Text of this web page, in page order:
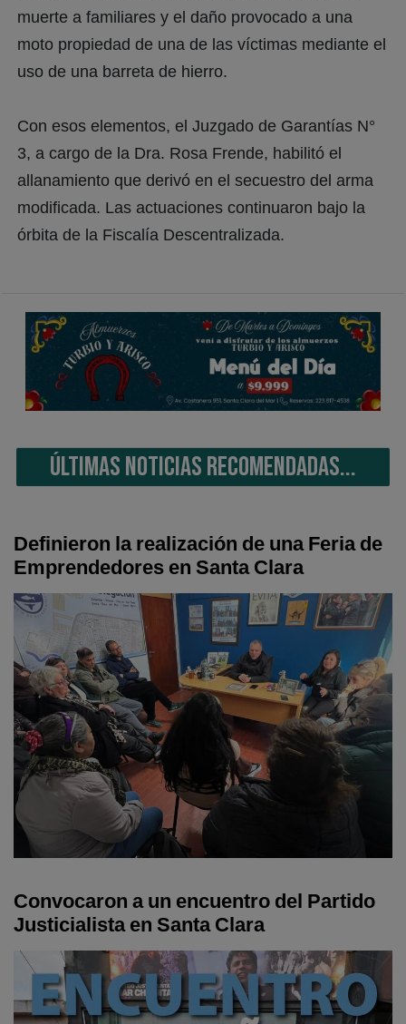
muerte a familiares y el daño provocado a una
moto propiedad de una de las víctimas mediante el
uso de una barreta de hierro.
Con esos elementos, el Juzgado de Garantías N°
3, a cargo de la Dra. Rosa Frende, habilitó el
allanamiento que derivó en el secuestro del arma
modificada. Las actuaciones continuaron bajo la
órbita de la Fiscalía Descentralizada.
ÚLTIMAS NOTICIAS RECOMENDADAS...
Definieron la realización de una Feria de
Emprendedores en Santa Clara
Convocaron a un encuentro del Partido
Justicialista en Santa Clara